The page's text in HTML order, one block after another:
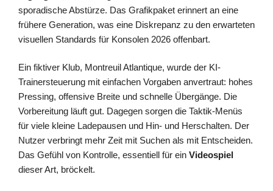
sporadische Abstürze. Das Grafikpaket erinnert an eine
frühere Generation, was eine Diskrepanz zu den erwarteten
visuellen Standards für Konsolen 2026 offenbart.
Ein fiktiver Klub, Montreuil Atlantique, wurde der KI-
Trainersteuerung mit einfachen Vorgaben anvertraut: hohes
Pressing, offensive Breite und schnelle Übergänge. Die
Vorbereitung läuft gut. Dagegen sorgen die Taktik-Menüs
für viele kleine Ladepausen und Hin- und Herschalten. Der
Nutzer verbringt mehr Zeit mit Suchen als mit Entscheiden.
Das Gefühl von Kontrolle, essentiell für ein Videospiel
dieser Art, bröckelt.